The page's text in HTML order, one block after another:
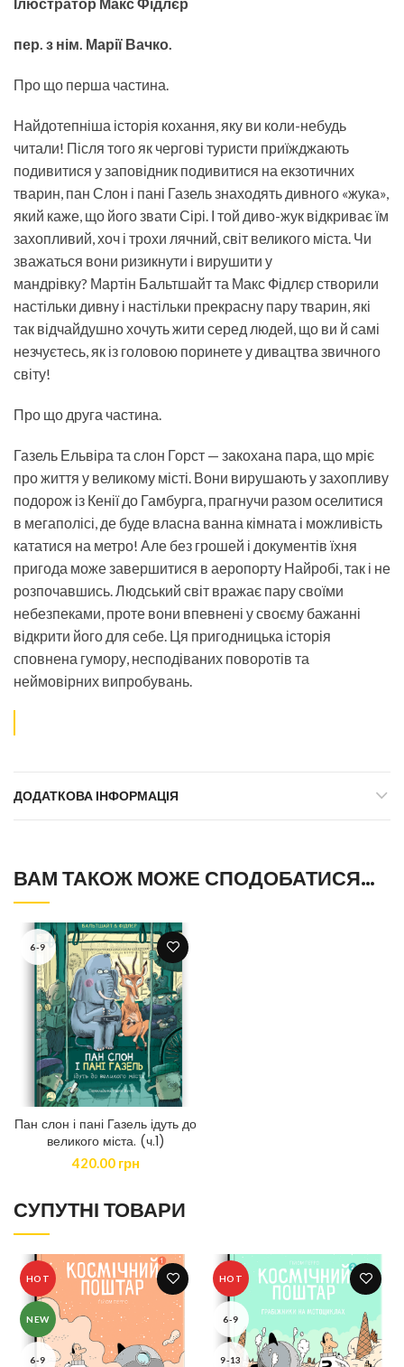
пер. з нім. Марії Вачко.
Про що перша частина.
Найдотепніша історія кохання, яку ви коли-небудь
читали! Після того як чергові туристи приїжджають
подивитися у заповідник подивитися на екзотичних
тварин, пан Слон і пані Газель знаходять дивного «жука»,
який каже, що його звати Сірі. І той диво-жук відкриває їм
захопливий, хоч і трохи лячний, світ великого міста. Чи
зважаться вони ризикнути і вирушити у
мандрівку? Мартін Бальтшайт та Макс Фідлєр створили
настільки дивну і настільки прекрасну пару тварин, які
так відчайдушно хочуть жити серед людей, що ви й самі
незчуєтесь, як із головою поринете у дивацтва звичного
світу!
Про що друга частина.
Газель Ельвіра та слон Горст — закохана пара, що мріє
про життя у великому місті. Вони вирушають у захопливу
подорож із Кенії до Гамбурга, прагнучи разом оселитися
в мегаполісі, де буде власна ванна кімната і можливість
кататися на метро! Але без грошей і документів їхня
пригода може завершитися в аеропорту Найробі, так і не
розпочавшись. Людський світ вражає пару своїми
небезпеками, проте вони впевнені у своєму бажанні
відкрити його для себе. Ця пригодницька історія
сповнена гумору, несподіваних поворотів та
неймовірних випробувань.
ДОДАТКОВА ІНФОРМАЦІЯ
ВАМ ТАКОЖ МОЖЕ СПОДОБАТИСЯ…
6-9
Пан слон і пані Газель ідуть до
великого міста. (ч.1)
420.00грн
СУПУТНІ ТОВАРИ
HOT
NEW
6-9
HOT
6-9
9-13